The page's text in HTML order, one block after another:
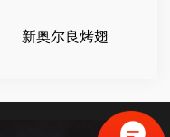
新奥尔良烤翅